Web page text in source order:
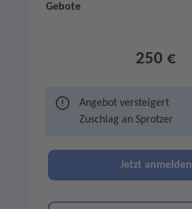
Gebote
250 €
Angebot versteigert
Zuschlag an Sprotzer
Jetzt anmelden